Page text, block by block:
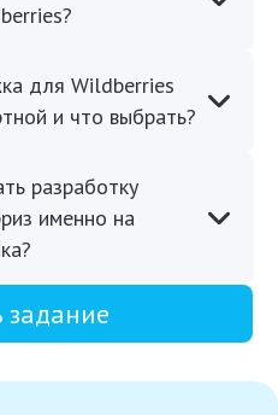
для Wildberries
и что выбрать?
разработку
именно на
задание